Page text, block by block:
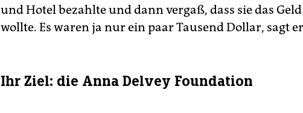
und Hotel bezahlte und dann vergaß, dass sie das
wollte. Es waren ja nur ein paar Tausend Dollar, sagt
Ihr Ziel: die Anna Delvey Foundation